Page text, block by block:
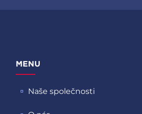
MENU
Naše společnosti